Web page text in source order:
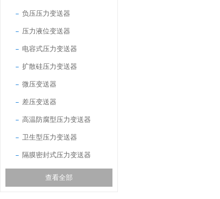
负压压力变送器
压力液位变送器
电容式压力变送器
扩散硅压力变送器
微压变送器
差压变送器
高温防腐型压力变送器
卫生型压力变送器
隔膜密封式压力变送器
查看全部